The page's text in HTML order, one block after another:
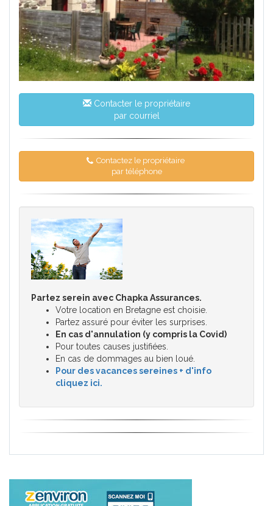
Contacter le propriétaire
par courriel
Contactez le propriétaire
par téléphone
Partez serein avec Chapka Assurances.
Votre location en Bretagne est choisie.
Partez assuré pour éviter les surprises.
En cas d'annulation (y compris la Covid)
Pour toutes causes justifiées.
En cas de dommages au bien loué.
Pour des vacances sereines + d'info
cliquez ici.